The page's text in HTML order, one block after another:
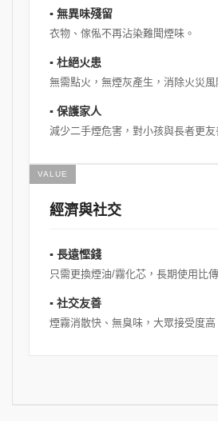
▪ 無異味殘留
衣物、傢俬不再沾染難聞煙味。
▪ 杜絕火患
無需點火，無煙灰產生，消除火災風
▪ 保護家人
減少二手煙危害，對小孩與長者更友
VALUE
經濟與社交
▪ 長遠慳錢
只需更換煙油/霧化芯，長期使用比
▪ 社交友善
煙霧消散快、無臭味，大眾接受度高